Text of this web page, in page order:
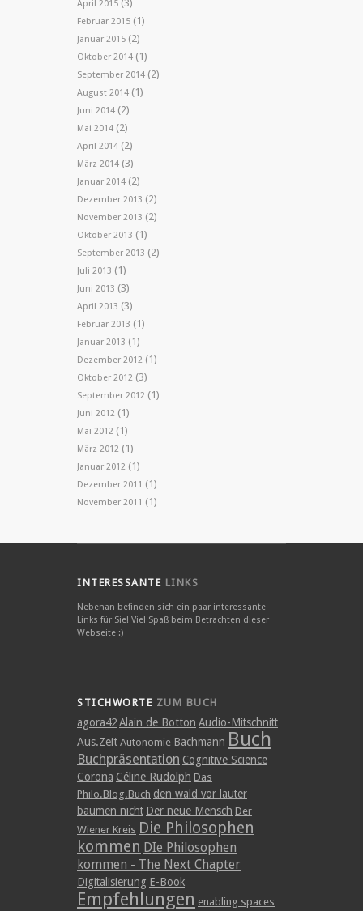
April 2015 (3)
Februar 2015 (1)
Januar 2015 (2)
Oktober 2014 (1)
September 2014 (2)
August 2014 (1)
Juni 2014 (2)
Mai 2014 (2)
April 2014 (2)
März 2014 (3)
Januar 2014 (2)
Dezember 2013 (2)
November 2013 (2)
Oktober 2013 (1)
September 2013 (2)
Juli 2013 (1)
Juni 2013 (3)
April 2013 (3)
Februar 2013 (1)
Januar 2013 (1)
Dezember 2012 (1)
Oktober 2012 (3)
September 2012 (1)
Juni 2012 (1)
Mai 2012 (1)
März 2012 (1)
Januar 2012 (1)
Dezember 2011 (1)
November 2011 (1)
INTERESSANTE LINKS
Nebenan befinden sich ein paar interessante
Links für Sie! Viel Spaß beim Betrachten dieser
Webseite :)
STICHWORTE ZUM BUCH
agora42Alain de Botton Audio-Mitschnitt
Aus.Zeit Autonomie Bachmann Buch
Buchpräsentation Cognitive Science
Corona Céline Rudolph Das
Philo.Blog.Buch den wald vor lauter
bäumen nicht Der neue Mensch Der
Wiener Kreis Die Philosophen
kommen DIe Philosophen
kommen - The Next Chapter
Digitalisierung E-Book
Empfehlungen enabling spaces